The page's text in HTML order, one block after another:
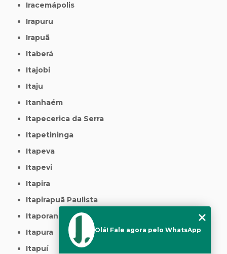
Iracemápolis
Irapuru
Irapuã
Itaberá
Itajobi
Itaju
Itanhaém
Itapecerica da Serra
Itapetininga
Itapeva
Itapevi
Itapira
Itapirapuã Paulista
Itaporanga
Itapura
Itapuí
Olá! Fale agora pelo WhatsApp